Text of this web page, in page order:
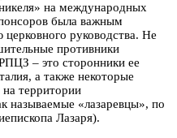
на международных
была важным
руководства. Не
противники
– это сторонники ее
а также некоторые
территории
называемые «лазаревцы», по
Лазаря).